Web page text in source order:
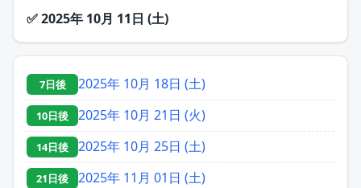
✅2025年 10月 11日 (土)
7日後 2025年 10月 18日 (土)
10日後 2025年 10月 21日 (火)
14日後 2025年 10月 25日 (土)
21日後 2025年 11月 01日 (土)